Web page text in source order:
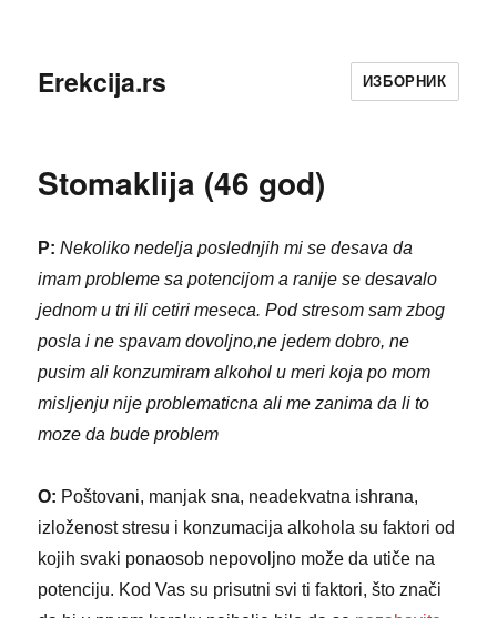
Erekcija.rs ИЗБОРНИК
Stomaklija (46 god)
P: Nekoliko nedelja poslednjih mi se desava da
imam probleme sa potencijom a ranije se desavalo
jednom u tri ili cetiri meseca. Pod stresom sam zbog
posla i ne spavam dovoljno,ne jedem dobro, ne
pusim ali konzumiram alkohol u meri koja po mom
misljenju nije problematicna ali me zanima da li to
moze da bude problem
O: Poštovani, manjak sna, neadekvatna ishrana,
izloženost stresu i konzumacija alkohola su faktori od
kojih svaki ponaosob nepovoljno može da utiče na
potenciju. Kod Vas su prisutni svi ti faktori, što znači